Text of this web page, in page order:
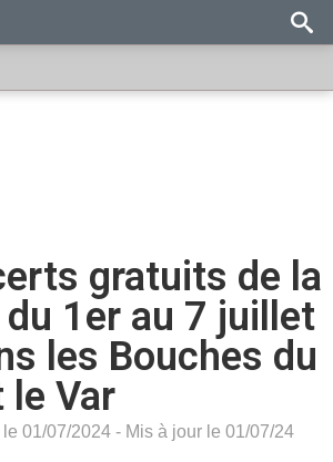
gratuits de la
1er au 7 juillet
les Bouches du
le Var
01/07/2024 - Mis à jour le 01/07/24